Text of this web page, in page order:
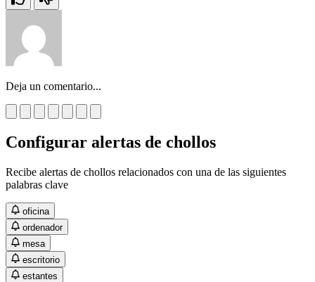
Deja un comentario...
Configurar alertas de chollos
Recibe alertas de chollos relacionados con una de las siguientes
palabras clave
oficina
ordenador
mesa
escritorio
estantes